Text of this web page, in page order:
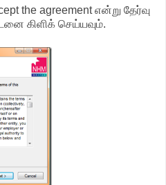
the agreement என்று தேர்வு
கிளிக் செய்யவும்.